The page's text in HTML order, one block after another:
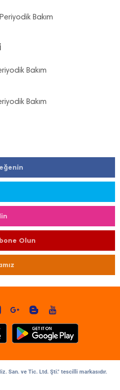
Bakım
Bakım
Bakım
Olun
San. ve Tic. Ltd. Şti." tescilli markasıdır.